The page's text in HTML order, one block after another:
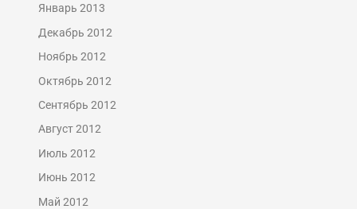
Январь 2013
Декабрь 2012
Ноябрь 2012
Октябрь 2012
Сентябрь 2012
Август 2012
Июль 2012
Июнь 2012
Май 2012